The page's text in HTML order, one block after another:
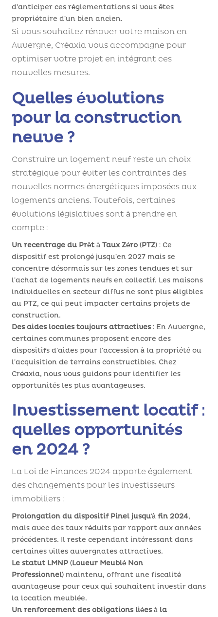
d’anticiper ces réglementations si vous êtes
propriétaire d’un bien ancien.
Si vous souhaitez rénover votre maison en
Auvergne, Créaxia vous accompagne pour
optimiser votre projet en intégrant ces
nouvelles mesures.
Quelles évolutions
pour la construction
neuve ?
Construire un logement neuf reste un choix
stratégique pour éviter les contraintes des
nouvelles normes énergétiques imposées aux
logements anciens. Toutefois, certaines
évolutions législatives sont à prendre en
compte :
Un recentrage du Prêt à Taux Zéro (PTZ) : Ce
dispositif est prolongé jusqu’en 2027 mais se
concentre désormais sur les zones tendues et sur
l’achat de logements neufs en collectif. Les maisons
individuelles en secteur diffus ne sont plus éligibles
au PTZ, ce qui peut impacter certains projets de
construction.
Des aides locales toujours attractives : En Auvergne,
certaines communes proposent encore des
dispositifs d’aides pour l’accession à la propriété ou
l’acquisition de terrains constructibles. Chez
Créaxia, nous vous guidons pour identifier les
opportunités les plus avantageuses.
Investissement locatif :
quelles opportunités
en 2024 ?
La Loi de Finances 2024 apporte également
des changements pour les investisseurs
immobiliers :
Prolongation du dispositif Pinel jusqu’à fin 2024,
mais avec des taux réduits par rapport aux années
précédentes. Il reste cependant intéressant dans
certaines villes auvergnates attractives.
Le statut LMNP (Loueur Meublé Non
Professionnel) maintenu, offrant une fiscalité
avantageuse pour ceux qui souhaitent investir dans
la location meublée.
Un renforcement des obligations liées à la